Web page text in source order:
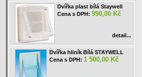
Dvířka plast bílá Staywell
Cena s DPH: 990,00 Kč
detail...
Dvířka hliník Bílá STAYWELL
Cena s DPH: 1 500,00 Kč